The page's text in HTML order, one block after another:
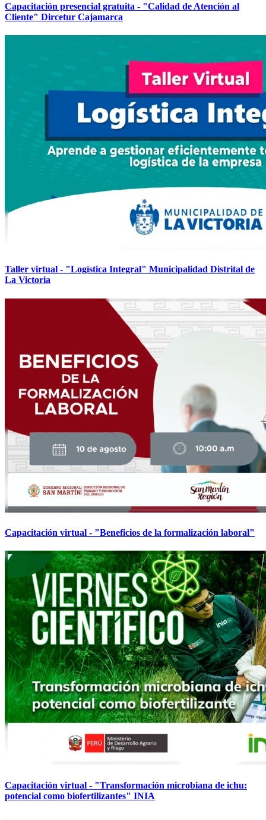
Capacitación presencial gratuita - "Calidad de Atención al
Cliente" Dircetur Cajamarca
Taller virtual - "Logística Integral" Municipalidad Distrital de
La Victoria
Capacitación virtual - "Beneficios de la formalización laboral"
Capacitación virtual - "Transformación microbiana de ichu:
potencial como biofertilizantes" INIA